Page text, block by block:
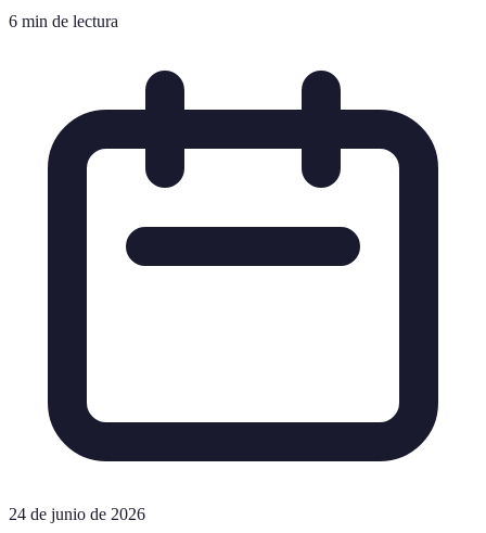
6 min de lectura
24 de junio de 2026